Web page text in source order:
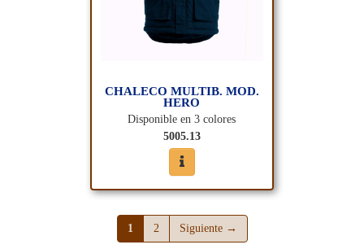
CHALECO MULTIB. MOD.
HERO
Disponible en 3 colores
5005.13
1 (página actual)
2(página actual)
Siguiente →